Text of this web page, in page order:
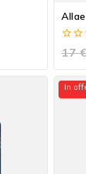
0
out
of
5
17€
In